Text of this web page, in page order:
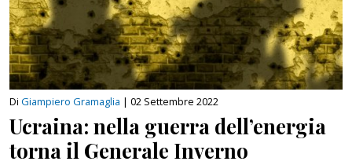
Di Giampiero Gramaglia | 02 Settembre 2022
Ucraina: nella guerra dell’energia
torna il Generale Inverno